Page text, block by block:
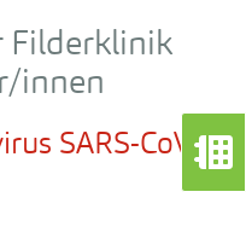
Filderklinik
innen
SARS-CoV-